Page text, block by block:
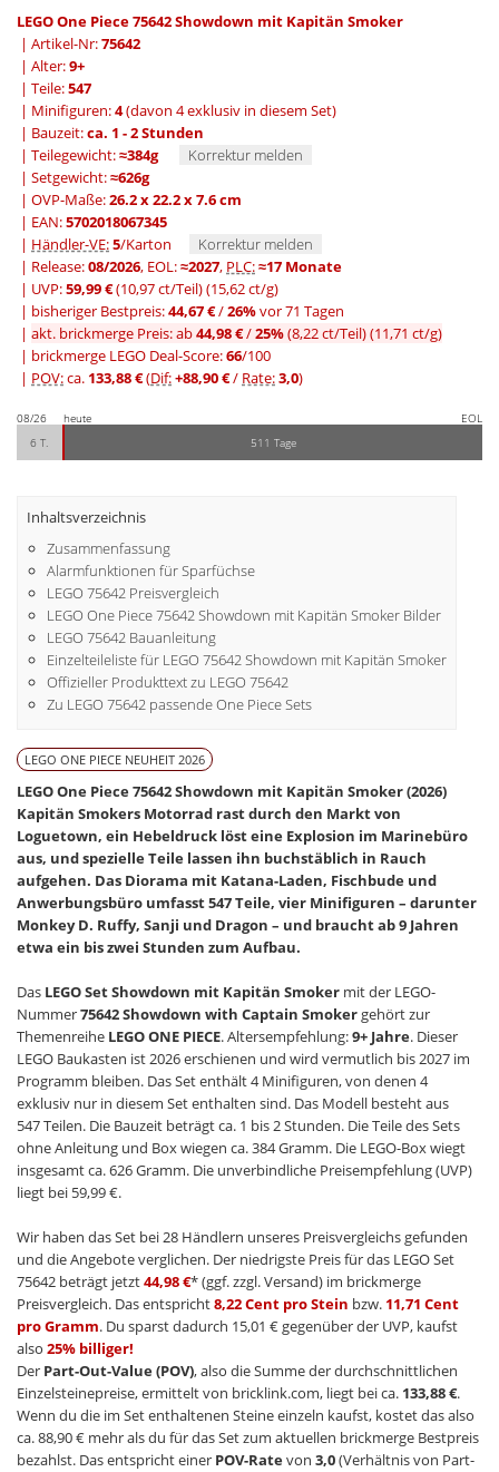
LEGO One Piece 75642 Showdown mit Kapitän Smoker
| Artikel-Nr:75642
| Alter:9+
| Teile:547
| Minifiguren:4(davon 4 exklusiv in diesem Set)
| Bauzeit:ca. 1 - 2 Stunden
| Teilegewicht:≈384g
Korrektur melden
| Setgewicht:≈626g
| OVP-Maße:26.2 x 22.2 x 7.6 cm
| EAN:5702018067345
| Händler-VE:5/Karton
Korrektur melden
| Release:08/2026, EOL:≈2027, PLC:≈17 Monate
| UVP:59,99 €(10,97 ct/Teil)(15,62 ct/g)
| bisheriger Bestpreis:44,67 €/26%vor 71 Tagen
| akt. brickmerge Preis: ab44,98 €/25%(8,22 ct/Teil)(11,71 ct/g)
| brickmerge LEGO Deal-Score:66/100
| POV:ca. 133,88 €(Dif:+88,90 €/ Rate:3,0)
08/26 heute
EOL
6 T.
511 Tage
Inhaltsverzeichnis
Zusammenfassung
Alarmfunktionen für Sparfüchse
LEGO 75642 Preisvergleich
LEGO One Piece 75642 Showdown mit Kapitän Smoker Bilder
LEGO 75642 Bauanleitung
Einzelteileliste für LEGO 75642 Showdown mit Kapitän Smoker
Offizieller Produkttext zu LEGO 75642
Zu LEGO 75642 passende One Piece Sets
LEGO ONE PIECE NEUHEIT 2026
LEGO One Piece 75642 Showdown mit Kapitän Smoker (2026)
Kapitän Smokers Motorrad rast durch den Markt von
Loguetown, ein Hebeldruck löst eine Explosion im Marinebüro
aus, und spezielle Teile lassen ihn buchstäblich in Rauch
aufgehen. Das Diorama mit Katana-Laden, Fischbude und
Anwerbungsbüro umfasst 547 Teile, vier Minifiguren – darunter
Monkey D. Ruffy, Sanji und Dragon – und braucht ab 9 Jahren
etwa ein bis zwei Stunden zum Aufbau.
Das LEGO Set Showdown mit Kapitän Smoker mit der LEGO-
Nummer75642 Showdown with Captain Smokergehört zur
Themenreihe LEGO ONE PIECE. Altersempfehlung:9+ Jahre. Dieser
LEGO Baukasten ist 2026 erschienen und wird vermutlich bis 2027 im
Programm bleiben. Das Set enthält 4 Minifiguren, von denen 4
exklusiv nur in diesem Set enthalten sind. Das Modell besteht aus
547 Teilen. Die Bauzeit beträgt ca. 1 bis 2 Stunden. Die Teile des Sets
ohne Anleitung und Box wiegen ca. 384 Gramm. Die LEGO-Box wiegt
insgesamt ca. 626 Gramm. Die unverbindliche Preisempfehlung (UVP)
liegt bei 59,99 €.
Wir haben das Set bei 28 Händlern unseres Preisvergleichs gefunden
und die Angebote verglichen. Der niedrigste Preis für das LEGO Set
75642 beträgt jetzt44,98 €* (ggf. zzgl. Versand) im brickmerge
Preisvergleich. Das entspricht8,22 Cent pro Stein bzw. 11,71 Cent
pro Gramm. Du sparst dadurch 15,01 € gegenüber der UVP, kaufst
also 25% billiger!
Der Part-Out-Value (POV), also die Summe der durchschnittlichen
Einzelsteinepreise, ermittelt von bricklink.com, liegt bei ca. 133,88 €.
Wenn du die im Set enthaltenen Steine einzeln kaufst, kostet das also
ca. 88,90 € mehr als du für das Set zum aktuellen brickmerge Bestpreis
bezahlst. Das entspricht einer POV-Ratevon 3,0(Verhältnis von Part-